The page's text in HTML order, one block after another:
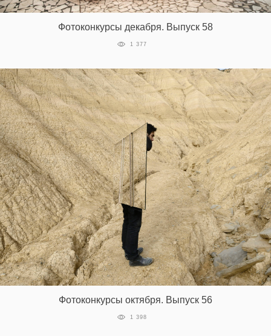
Фотоконкурсы декабря. Выпуск 58
1 377
Фотоконкурсы октября. Выпуск 56
1 398